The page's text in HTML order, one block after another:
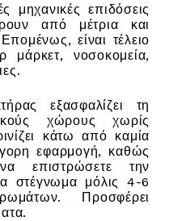
μηχανικές επιδόσεις
από μέτρια και
είναι τέλειο
νοσοκομεία,
εξασφαλίζει τη
χώρους χωρίς
κάτω από καμία
εφαρμογή, καθώς
επιστρώσετε την
στέγνωμα μόλις 4-6
Προσφέρει